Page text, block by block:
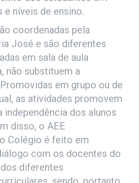
e níveis de ensino.
coordenadas pela
José e são diferentes
em sala de aula
não substituem a
em grupo ou de
as atividades promovem
independência dos alunos
disso, o AEE
Colégio é feito em
com os docentes do
diferentes